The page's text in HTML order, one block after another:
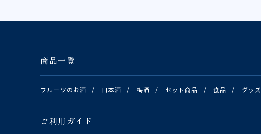
商品一覧
フルーツのお酒 / 日本酒 / 梅酒 / セット商品 / 食品 / グッズ
ご利用ガイド